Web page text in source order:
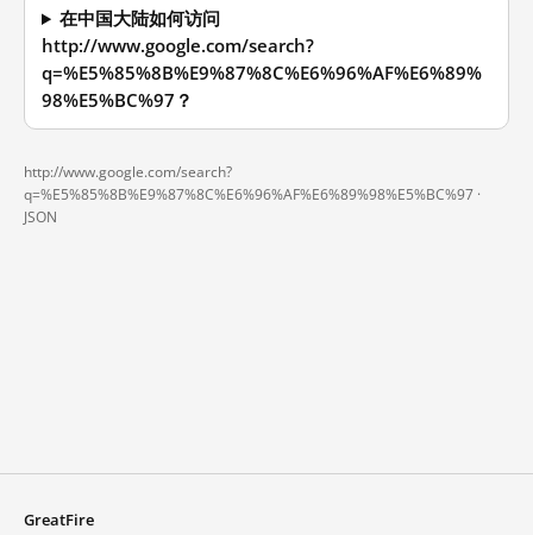
在中国大陆如何访问
http://www.google.com/search?
q=%E5%85%8B%E9%87%8C%E6%96%AF%E6%89%
98%E5%BC%97？
http://www.google.com/search?
q=%E5%85%8B%E9%87%8C%E6%96%AF%E6%89%98%E5%BC%97 ·
JSON
GreatFire